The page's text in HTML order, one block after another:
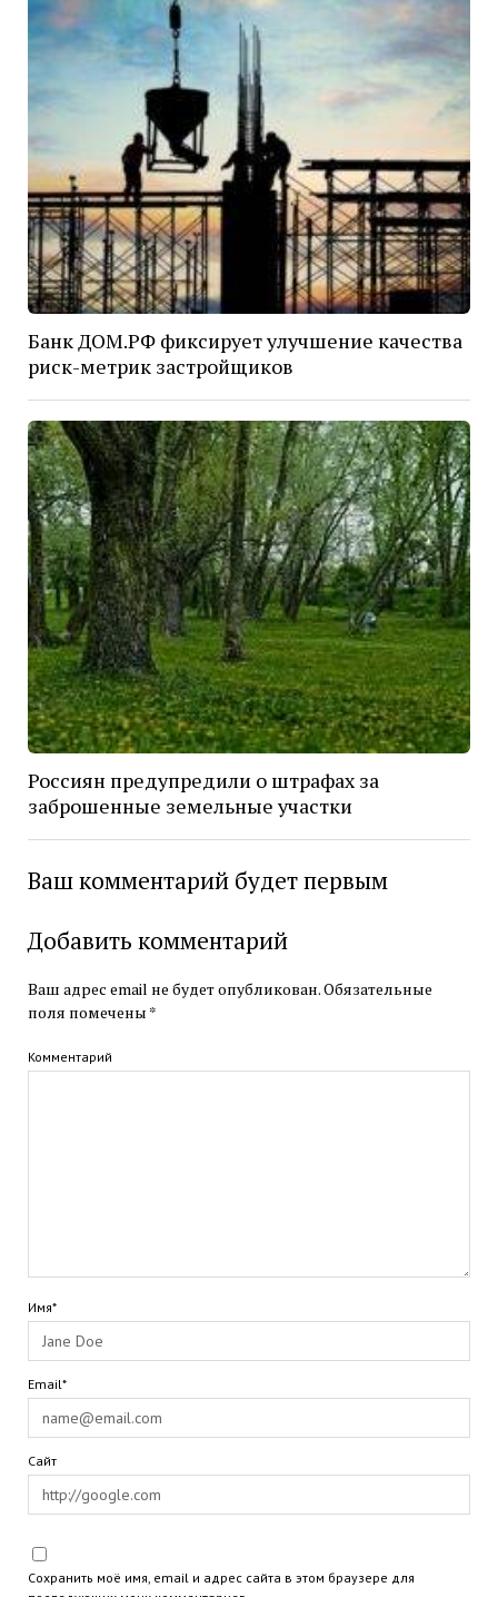
Банк ДОМ.РФ фиксирует улучшение качества
риск-метрик застройщиков
Россиян предупредили о штрафах за
заброшенные земельные участки
Ваш комментарий будет первым
Добавить комментарий
Ваш адрес email не будет опубликован.Обязательные
поля помечены *
Комментарий
Имя*
Email*
Сайт
Сохранить моё имя, email и адрес сайта в этом браузере для